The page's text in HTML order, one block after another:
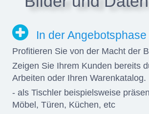
In der Angebotsphase
Profitieren Sie von der Macht der
Zeigen Sie Ihrem Kunden bereits
Arbeiten oder Ihren Warenkatalog.
- als Tischler beispielsweise
Möbel, Türen, Küchen, etc